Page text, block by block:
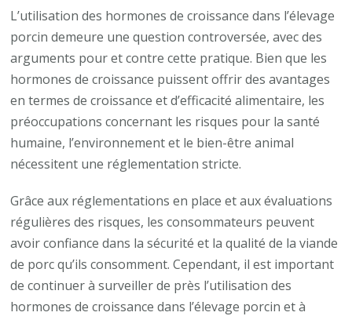
L’utilisation des hormones de croissance dans l’élevage
porcin demeure une question controversée, avec des
arguments pour et contre cette pratique. Bien que les
hormones de croissance puissent offrir des avantages
en termes de croissance et d’efficacité alimentaire, les
préoccupations concernant les risques pour la santé
humaine, l’environnement et le bien-être animal
nécessitent une réglementation stricte.
Grâce aux réglementations en place et aux évaluations
régulières des risques, les consommateurs peuvent
avoir confiance dans la sécurité et la qualité de la viande
de porc qu’ils consomment. Cependant, il est important
de continuer à surveiller de près l’utilisation des
hormones de croissance dans l’élevage porcin et à